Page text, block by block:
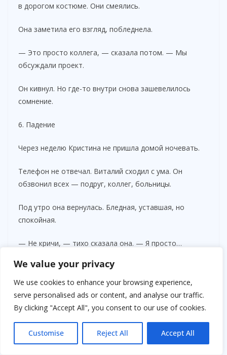
We value your privacy
We use cookies to enhance your browsing experience,
serve personalised ads or content, and analyse our traffic.
By clicking "Accept All", you consent to our use of cookies.
Customise Reject All Accept All
в дорогом костюме. Они смеялись.
Она заметила его взгляд, побледнела.
— Это просто коллега, — сказала потом. — Мы
обсуждали проект.
Он кивнул. Но где-то внутри снова зашевелилось
сомнение.
6. Падение
Через неделю Кристина не пришла домой ночевать.
Телефон не отвечал. Виталий сходил с ума. Он
обзвонил всех — подруг, коллег, больницы.
Под утро она вернулась. Бледная, уставшая, но
спокойная.
— Не кричи, — тихо сказала она. — Я просто…
— От нас?
Она долго молчала.
— Нет. От себя. Я не знаю, кто я, Витя. Мать, жена,
руководитель — всё вместе, и никого в этом нет. Я